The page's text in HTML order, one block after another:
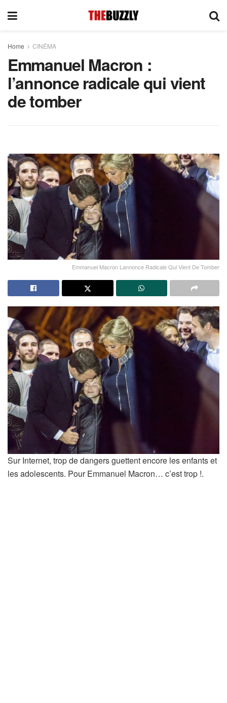
Home CINÉMA
Emmanuel Macron :
l’annonce radicale qui vient
de tomber
Emmanuel Macron Lannonce Radicale Qui Vient De Tomber
Sur Internet, trop de dangers guettent encore les enfants et
les adolescents. Pour Emmanuel Macron… c’est trop !.